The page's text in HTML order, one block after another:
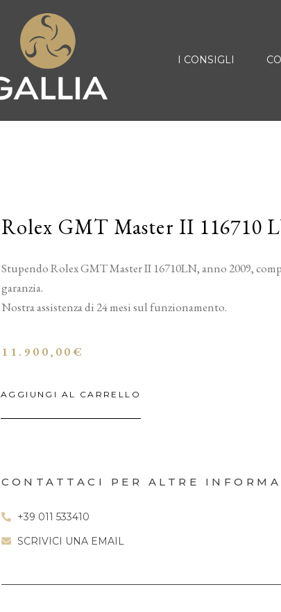
I CONSIGLI
Rolex GMT Master II 116710
Stupendo Rolex GMT Master II 16710LN, anno 2009,
garanzia.
Nostra assistenza di 24 mesi sul funzionamento.
11.900,00€
AGGIUNGI AL CARRELLO
CONTATTACI PER ALTRE
+39 011 533410
SCRIVICI UNA EMAIL